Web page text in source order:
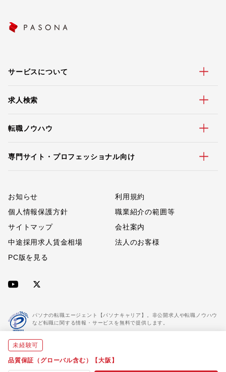
サービスについて
求人検索
転職ノウハウ
専門サイト・プロフェッショナル向け
お知らせ
利用規約
個人情報保護方針
職業紹介の範囲等
サイトマップ
会社案内
中途採用求人賃金相場
法人のお客様
PC版を見る
パソナの転職エージェント【パソナキャリア】。非公開求人や転職ノウハウ
など転職に関する情報・サービスを無料で提供します。
「パソナキャリア」は職業紹介優良事業者に認定されています。
未経験可
品質保証（グローバル含む）【大阪】